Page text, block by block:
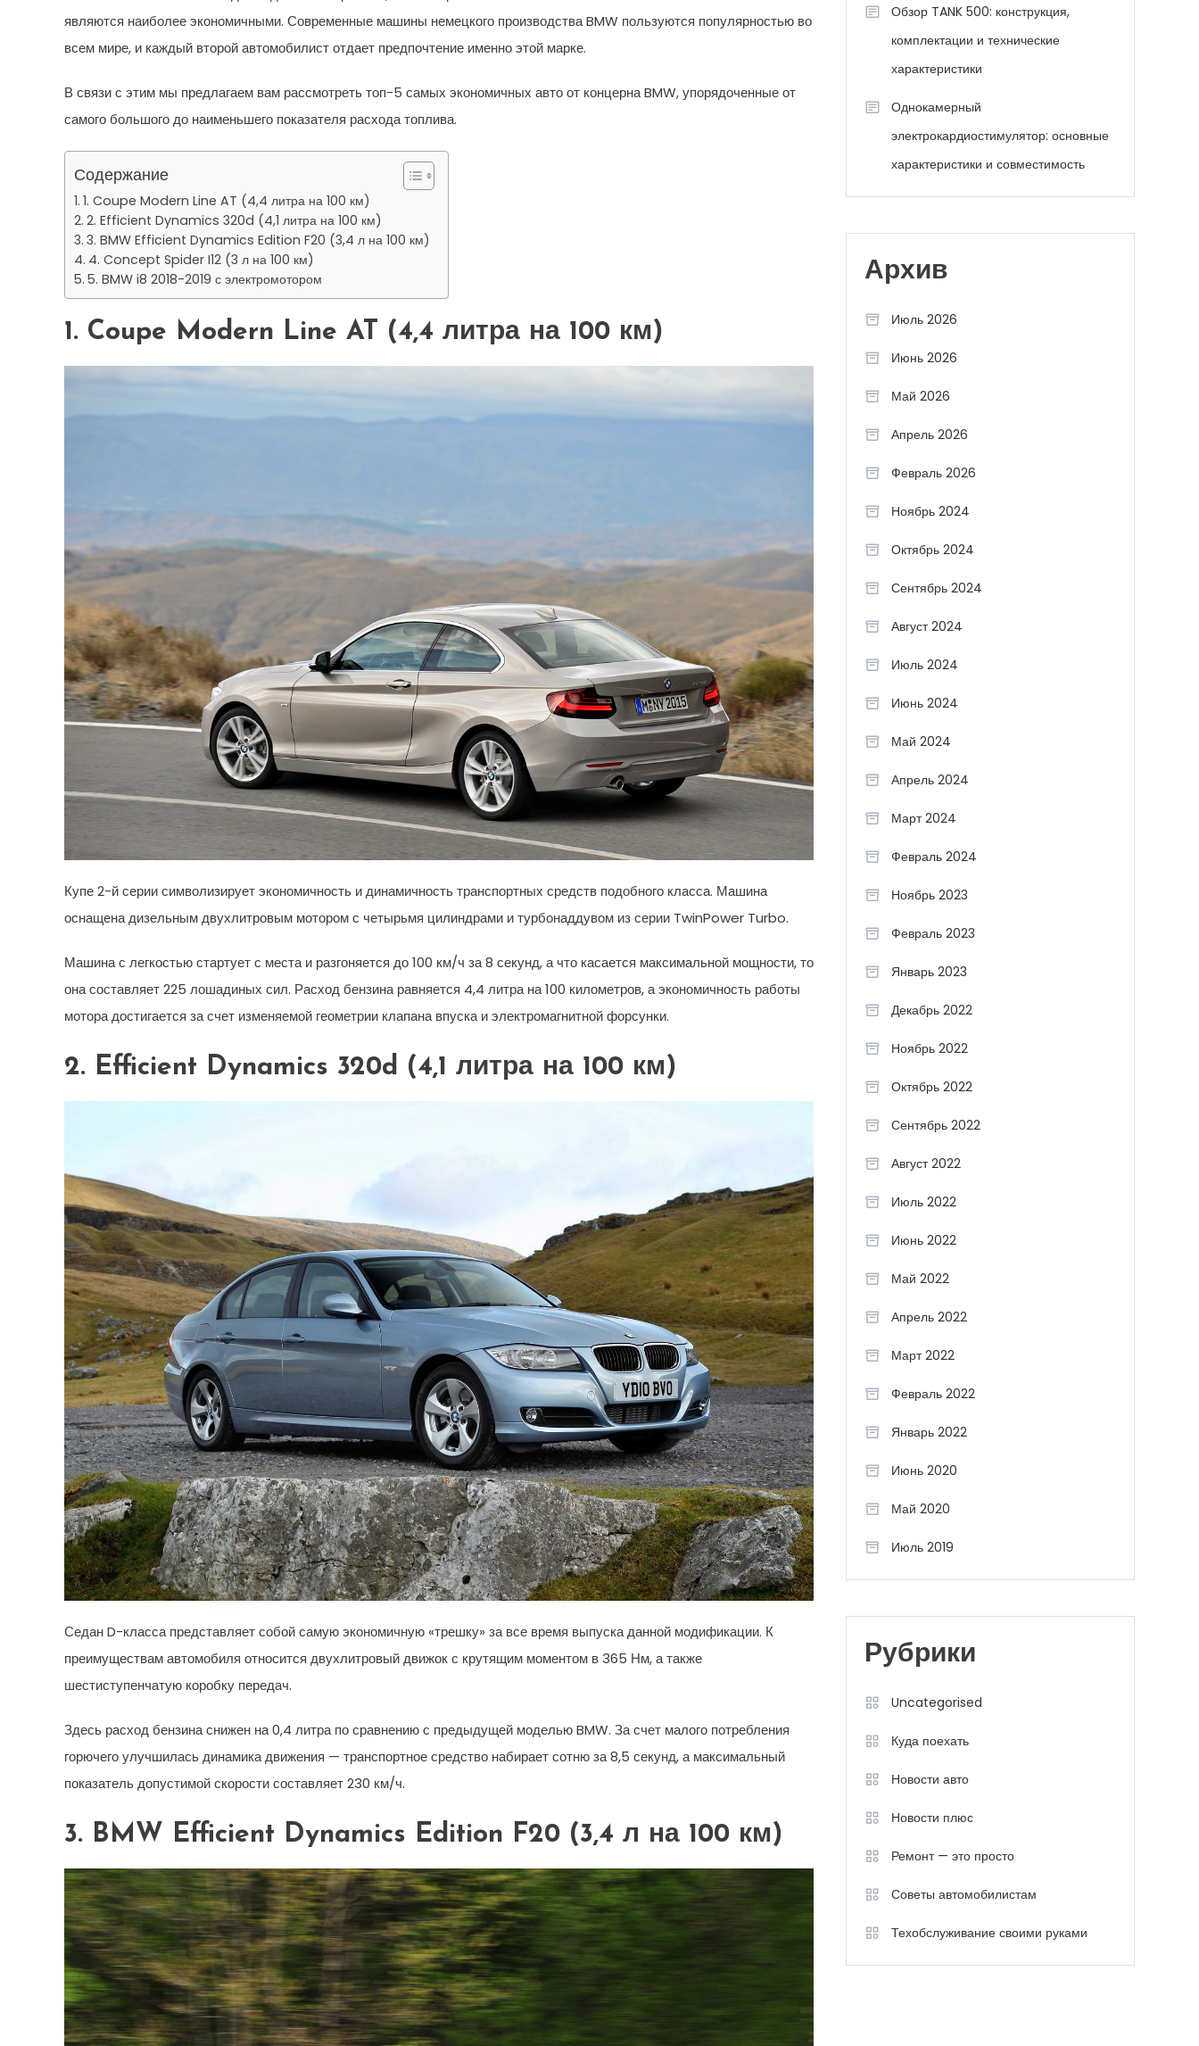
являются наиболее экономичными. Современные машины немецкого производства BMW пользуются популярностью во
всем мире, и каждый второй автомобилист отдает предпочтение именно этой марке.
В связи с этим мы предлагаем вам рассмотреть топ-5 самых экономичных авто от концерна BMW, упорядоченные от
самого большого до наименьшего показателя расхода топлива.
Содержание
1. Coupe Modern Line AT (4,4 литра на 100 км)
2. Efficient Dynamics 320d (4,1 литра на 100 км)
3. BMW Efficient Dynamics Edition F20 (3,4 л на 100 км)
4. Concept Spider I12 (3 л на 100 км)
5. BMW i8 2018-2019 с электромотором
1. Coupe Modern Line AT (4,4 литра на 100 км)
Купе 2-й серии символизирует экономичность и динамичность транспортных средств подобного класса. Машина
оснащена дизельным двухлитровым мотором с четырьмя цилиндрами и турбонаддувом из серии TwinPower Turbo.
Машина с легкостью стартует с места и разгоняется до 100 км/ч за 8 секунд, а что касается максимальной мощности, то
она составляет 225 лошадиных сил. Расход бензина равняется 4,4 литра на 100 километров, а экономичность работы
мотора достигается за счет изменяемой геометрии клапана впуска и электромагнитной форсунки.
2. Efficient Dynamics 320d (4,1 литра на 100 км)
Седан D-класса представляет собой самую экономичную «трешку» за все время выпуска данной модификации. К
преимуществам автомобиля относится двухлитровый движок с крутящим моментом в 365 Нм, а также
шестиступенчатую коробку передач.
Здесь расход бензина снижен на 0,4 литра по сравнению с предыдущей моделью BMW. За счет малого потребления
горючего улучшилась динамика движения — транспортное средство набирает сотню за 8,5 секунд, а максимальный
показатель допустимой скорости составляет 230 км/ч.
3. BMW Efficient Dynamics Edition F20 (3,4 л на 100 км)
Обзор TANK 500: конструкция,
комплектации и технические
характеристики
Однокамерный
электрокардиостимулятор: основные
характеристики и совместимость
Архив
Июль 2026
Июнь 2026
Май 2026
Апрель 2026
Февраль 2026
Ноябрь 2024
Октябрь 2024
Сентябрь 2024
Август 2024
Июль 2024
Июнь 2024
Май 2024
Апрель 2024
Март 2024
Февраль 2024
Ноябрь 2023
Февраль 2023
Январь 2023
Декабрь 2022
Ноябрь 2022
Октябрь 2022
Сентябрь 2022
Август 2022
Июль 2022
Июнь 2022
Май 2022
Апрель 2022
Март 2022
Февраль 2022
Январь 2022
Июнь 2020
Май 2020
Июль 2019
Рубрики
Uncategorised
Куда поехать
Новости авто
Новости плюс
Ремонт — это просто
Советы автомобилистам
Техобслуживание своими руками